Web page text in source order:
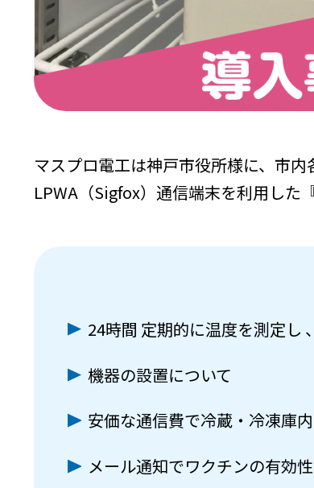
マスプロ電工は神戸市役所様に、市
LPWA（Sigfox）通信端末を利用した
24時間 定期的に温度を測定し
機器の設置について
安価な通信費で冷蔵・冷凍庫
メール通知でワクチンの有効